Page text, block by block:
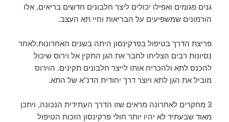
גנים פגומים ואפילו יכולים ליצר חלבונים חדשים בריאים, אלו
הורמונים שמשפיעים על הבריאות וחיי תא העצב.
פריצת הדרך בטיפול בפרקינסון היתה בשנים האחרונות.לאחר
נסיונות רבים הצליחו לחבר את הגן התקין אל וירוס שיכול
להכנס לתא ולהכריח אותו לייצר חלבונים תקינים. הוירוס
מוביל את הגן לתא ויוצר דרך יחודית הדנ"א של התא.
3 מחקרים לאחרונה מראים שזו הדרך העתידית הנכונה, ויתכן
מאוד שבעתיד לא יהיו יותר חולי פרקינסון הזכות הטיפול